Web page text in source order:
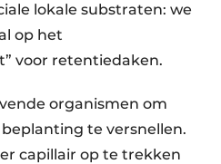
lokale substraten: we
op het
voor retentiedaken.
organismen om
te versnellen.
capillair op te trekken